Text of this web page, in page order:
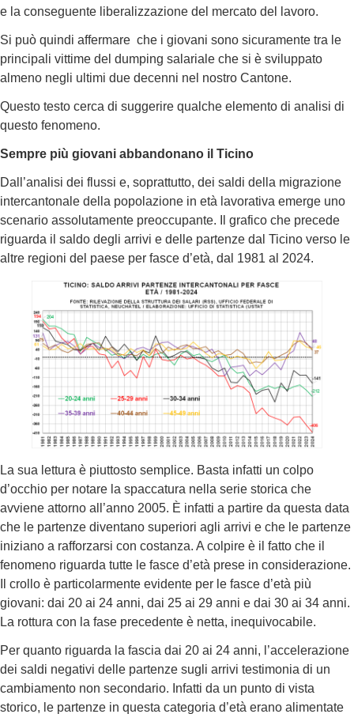
e la conseguente liberalizzazione del mercato del lavoro.
Si può quindi affermare che i giovani sono sicuramente tra le
principali vittime del dumping salariale che si è sviluppato
almeno negli ultimi due decenni nel nostro Cantone.
Questo testo cerca di suggerire qualche elemento di analisi di
questo fenomeno.
Sempre più giovani abbandonano il Ticino
Dall’analisi dei flussi e, soprattutto, dei saldi della migrazione
intercantonale della popolazione in età lavorativa emerge uno
scenario assolutamente preoccupante. Il grafico che precede
riguarda il saldo degli arrivi e delle partenze dal Ticino verso le
altre regioni del paese per fasce d’età, dal 1981 al 2024.
La sua lettura è piuttosto semplice. Basta infatti un colpo
d’occhio per notare la spaccatura nella serie storica che
avviene attorno all’anno 2005. È infatti a partire da questa data
che le partenze diventano superiori agli arrivi e che le partenze
iniziano a rafforzarsi con costanza. A colpire è il fatto che il
fenomeno riguarda tutte le fasce d’età prese in considerazione.
Il crollo è particolarmente evidente per le fasce d’età più
giovani: dai 20 ai 24 anni, dai 25 ai 29 anni e dai 30 ai 34 anni.
La rottura con la fase precedente è netta, inequivocabile.
Per quanto riguarda la fascia dai 20 ai 24 anni, l’accelerazione
dei saldi negativi delle partenze sugli arrivi testimonia di un
cambiamento non secondario. Infatti da un punto di vista
storico, le partenze in questa categoria d’età erano alimentate